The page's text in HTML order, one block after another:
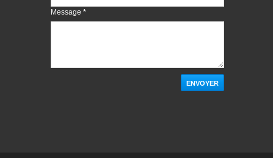
Message *